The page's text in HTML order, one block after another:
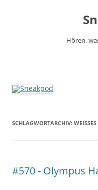
Hören,
SCHLAGWORTARCHIV: WEISSES
#570 - Olympus